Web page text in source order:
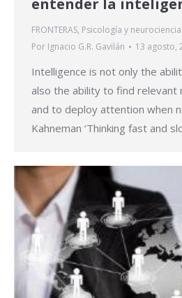
entender la
FRONTERAS, Psicología y neurociencia
Por Ignacio G.R. Gavilán 13 agosto,
Intelligence is not only the
also the ability to find relevant
and to deploy attention when
Kahneman ‘Thinking fast and